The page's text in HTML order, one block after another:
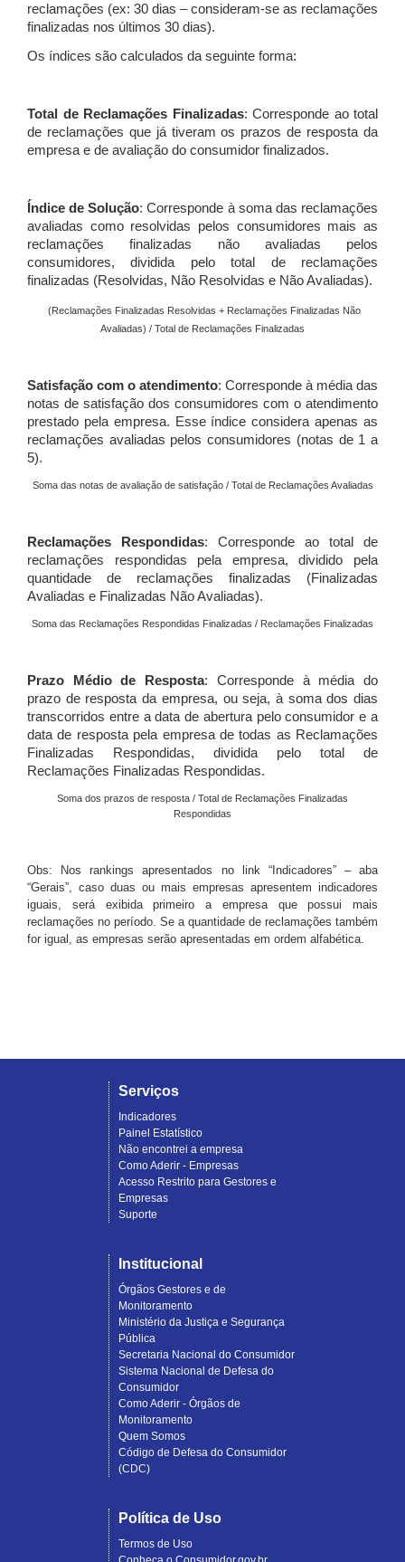
reclamações (ex: 30 dias – consideram-se as reclamações
finalizadas nos últimos 30 dias).
Os índices são calculados da seguinte forma:
Total de Reclamações Finalizadas: Corresponde ao total
de reclamações que já tiveram os prazos de resposta da
empresa e de avaliação do consumidor finalizados.
Índice de Solução: Corresponde à soma das reclamações
avaliadas como resolvidas pelos consumidores mais as
reclamações finalizadas não avaliadas pelos
consumidores, dividida pelo total de reclamações
finalizadas (Resolvidas, Não Resolvidas e Não Avaliadas).
(Reclamações Finalizadas Resolvidas + Reclamações Finalizadas Não
Avaliadas) / Total de Reclamações Finalizadas
Satisfação com o atendimento: Corresponde à média das
notas de satisfação dos consumidores com o atendimento
prestado pela empresa. Esse índice considera apenas as
reclamações avaliadas pelos consumidores (notas de 1 a
5).
Soma das notas de avaliação de satisfação / Total de Reclamações Avaliadas
Reclamações Respondidas: Corresponde ao total de
reclamações respondidas pela empresa, dividido pela
quantidade de reclamações finalizadas (Finalizadas
Avaliadas e Finalizadas Não Avaliadas).
Soma das Reclamações Respondidas Finalizadas / Reclamações Finalizadas
Prazo Médio de Resposta: Corresponde à média do
prazo de resposta da empresa, ou seja, à soma dos dias
transcorridos entre a data de abertura pelo consumidor e a
data de resposta pela empresa de todas as Reclamações
Finalizadas Respondidas, dividida pelo total de
Reclamações Finalizadas Respondidas.
Soma dos prazos de resposta / Total de Reclamações Finalizadas
Respondidas
Obs: Nos rankings apresentados no link “Indicadores” – aba
“Gerais”, caso duas ou mais empresas apresentem indicadores
iguais, será exibida primeiro a empresa que possui mais
reclamações no período. Se a quantidade de reclamações também
for igual, as empresas serão apresentadas em ordem alfabética.
Serviços
Indicadores
Painel Estatístico
Não encontrei a empresa
Como Aderir - Empresas
Acesso Restrito para Gestores e
Empresas
Suporte
Institucional
Órgãos Gestores e de
Monitoramento
Ministério da Justiça e Segurança
Pública
Secretaria Nacional do Consumidor
Sistema Nacional de Defesa do
Consumidor
Como Aderir - Órgãos de
Monitoramento
Quem Somos
Código de Defesa do Consumidor
(CDC)
Política de Uso
Termos de Uso